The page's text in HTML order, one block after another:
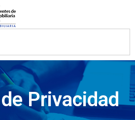
Privacidad